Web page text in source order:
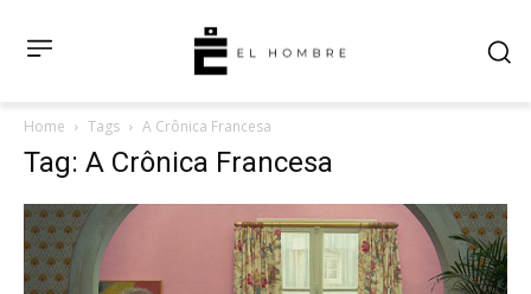
Home Tags A Crônica Francesa
Tag: A Crônica Francesa